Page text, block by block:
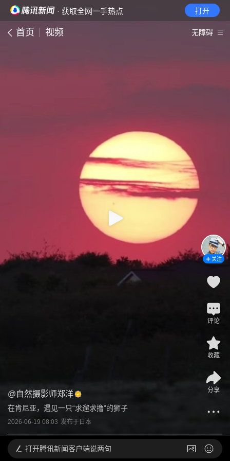
· 获取全网一手热点 打开
首页 视频 无障碍
@自然摄影师郑洋
在肯尼亚，遇见一只“求遛求撸”的狮子
2026-06-19 08:03 发布于 日本
关注
评论
收藏
分享
打开腾讯新闻客户端说两句